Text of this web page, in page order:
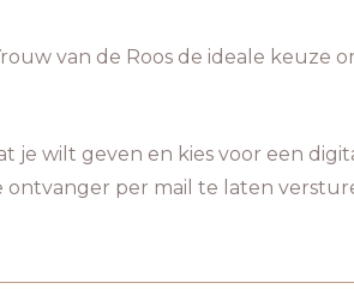
van de Roos de ideale keuze
je wilt geven en kies voor een
ontvanger per mail te laten